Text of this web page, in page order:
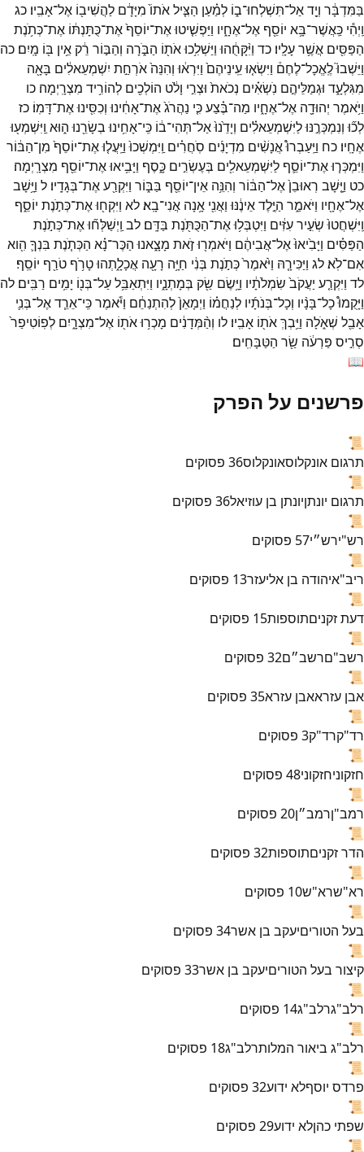
בַּמִּדְבָּ֔ר וְיָ֖דאַל־תִּשְׁלְחוּ־ב֑וֹ לְמַ֗עַן הַצִּ֤ילאֹתוֹ֙ מִיָּדָ֔ם לַהֲשִׁיב֖וֹ אֶל־אָבִֽיו׃ כג
וַֽיְהִ֕י כַּֽאֲשֶׁר־בָּ֥א יוֹסֵ֖ף אֶל־אֶחָ֑יו וַיַּפְשִׁ֤יטוּאֶת־יוֹסֵף֙אֶת־כֻּתָּנְתּ֔וֹ אֶת־כְּתֹ֥נֶת
הַפַּסִּ֖ים אֲשֶׁ֥רעָלָֽיו׃ כד וַיִּ֨קָּחֻ֔הוּ וַיַּשְׁלִ֥כוּאֹת֖וֹ הַבֹּ֑רָה וְהַבּ֣וֹר רֵ֔ק אֵ֥ין בּ֖וֹ מָֽיִם׃ כה
וַיֵּשְׁבוּ֮לֶֽאֱכָל־לֶחֶם֒ וַיִּשְׂא֤וּעֵֽינֵיהֶם֙ וַיִּרְא֔וּ וְהִנֵּה֙אֹרְחַ֣ת יִשְׁמְעֵאלִ֔ים בָּאָ֖ה
מִגִּלְעָ֑ד וּגְמַלֵּיהֶ֣ם נֹֽשְׂאִ֗ים נְכֹאת֙ וּצְרִ֣י וָלֹ֔ט הוֹלְכִ֖ים לְהוֹרִ֥יד מִצְרָֽיְמָה׃ כו
וַיֹּ֥אמֶר יְהוּדָ֖ה אֶל־אֶחָ֑יו מַה־בֶּ֗צַעכִּ֤י נַהֲרֹג֙אֶת־אָחִ֔ינוּ וְכִסִּ֖ינוּאֶת־דָּמֽוֹ׃ כז
לְכ֞וּ וְנִמְכְּרֶ֣נּוּלַיִּשְׁמְעֵאלִ֗ים וְיָדֵ֙נוּ֙אַל־תְּהִי־ב֔וֹ כִּֽי־אָחִ֥ינוּ בְשָׂרֵ֖נוּ ה֑וּא וַֽיִּשְׁמְע֖וּ
אֶחָֽיו׃ כח וַיַּֽעַבְרוּ֩אֲנָשִׁ֨ים מִדְיָנִ֜ים סֹֽחֲרִ֗ים וַֽיִּמְשְׁכוּ֙ וַיַּֽעֲל֤וּאֶת־יוֹסֵף֙ מִן־הַבּ֔וֹר
וַיִּמְכְּר֧וּאֶת־יוֹסֵ֛ף לַיִּשְׁמְעֵאלִ֖ים בְּעֶשְׂרִ֣ים כָּ֑סֶף וַיָּבִ֥יאוּאֶת־יוֹסֵ֖ף מִצְרָֽיְמָה׃
כט וַיָּ֤שָׁב רְאוּבֵן֙אֶל־הַבּ֔וֹר וְהִנֵּ֥ה אֵין־יוֹסֵ֖ף בַּבּ֑וֹר וַיִּקְרַ֖עאֶת־בְּגָדָֽיו׃ ל וַיָּ֥שָׁב
אֶל־אֶחָ֖יו וַיֹּאמַ֑ר הַיֶּ֣לֶדאֵינֶ֔נּוּ וַאֲנִ֖י אָ֥נָה אֲנִי־בָֽא׃לא וַיִּקְח֖וּאֶת־כְּתֹ֣נֶת יוֹסֵ֑ף
וַֽיִּשְׁחֲטוּ֙ שְׂעִ֣ירעִזִּ֔ים וַיִּטְבְּל֥וּאֶת־הַכֻּתֹּ֖נֶת בַּדָּֽם׃ לב וַֽיְשַׁלְּח֞וּאֶת־כְּתֹ֣נֶת
הַפַּסִּ֗ים וַיָּבִ֙יאוּ֙אֶל־אֲבִיהֶ֔ם וַיֹּאמְר֖וּזֹ֣את מָצָ֑אנוּ הַכֶּר־נָ֗א הַכְּתֹ֧נֶת בִּנְךָ֛ הִ֖וא
אִם־לֹֽא׃לג וַיַּכִּירָ֤הּ וַיֹּ֙אמֶר֙כְּתֹ֣נֶת בְּנִ֔י חַיָּ֥ה רָעָ֖ה אֲכָלָ֑תְהוּטָרֹ֥ף טֹרַ֖ף יוֹסֵֽף׃
לד וַיִּקְרַ֤ע יַעֲקֹב֙ שִׂמְלֹתָ֔יו וַיָּ֥שֶׂם שַׂ֖ק בְּמָתְנָ֑יו וַיִּתְאַבֵּ֥לעַל־בְּנ֖וֹ יָמִ֥ים רַבִּֽים׃ לה
וַיָּקֻמוּ֩כָל־בָּנָ֨יו וְכָל־בְּנֹתָ֜יו לְנַחֲמ֗וֹ וַיְמָאֵן֙לְהִתְנַחֵ֔ם וַיֹּ֕אמֶרכִּֽי־אֵרֵ֧דאֶל־בְּנִ֛י
אָבֵ֖ל שְׁאֹ֑לָה וַיֵּ֥בְךְּאֹת֖וֹ אָבִֽיו׃ לו וְהַ֨מְּדָנִ֔ים מָכְר֥וּאֹת֖וֹ אֶל־מִצְרָ֑יִם לְפֽוֹטִיפַר֙
סְרִ֣יס פַּרְעֹ֔ה שַׂ֖ר הַטַּבָּחִֽים׃
📖
פרשנים על הפרק
📜
תרגום אונקלוסאונקלוס36 פסוקים
📜
תרגום יונתןיונתן בן עוזיאל36 פסוקים
📜
רש"ירש״י57 פסוקים
📜
ריב"איהודה בן אליעזר13 פסוקים
📜
דעת זקניםתוספות15 פסוקים
📜
רשב"םרשב״ם32 פסוקים
📜
אבן עזראאבן עזרא35 פסוקים
📜
רד"קרד"ק3 פסוקים
📜
חזקוניחזקוני48 פסוקים
📜
רמב"ןרמב״ן20 פסוקים
📜
הדר זקניםתוספות32 פסוקים
📜
רא"שרא"ש10 פסוקים
📜
בעל הטוריםיעקב בן אשר34 פסוקים
📜
קיצור בעל הטוריםיעקב בן אשר33 פסוקים
📜
רלב"גרלב"ג14 פסוקים
📜
רלב"ג ביאור המלותרלב"ג18 פסוקים
📜
פרדס יוסףלא ידוע32 פסוקים
📜
שפתי כהןלא ידוע29 פסוקים
📜